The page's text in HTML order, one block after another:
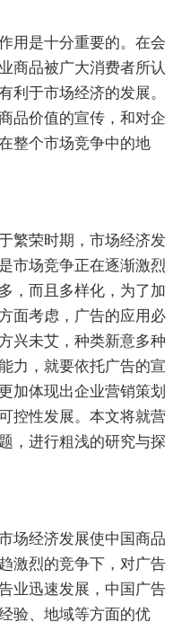
是十分重要的。在会
商品被广大消费者所认
利于市场经济的发展。
品价值的宣传，和对企
整个市场竞争中的地
荣时期，市场经济发
市场竞争正在逐渐激烈
，而且多样化，为了加
面考虑，广告的应用必
兴未艾，种类新意多种
力，就要依托广告的宣
加体现出企业营销策划
控性发展。本文将就营
，进行粗浅的研究与探
经济发展使中国商品
激烈的竞争下，对广告
业迅速发展，中国广告
验、地域等方面的优